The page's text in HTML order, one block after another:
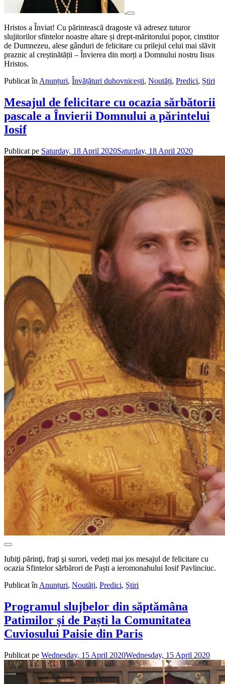
Hristos a Înviat! Cu părintească dragoste vă adresez tuturor
slujitorilor sfintelor noastre altare și drept-măritorului popor, cinstitor
de Dumnezeu, alese gânduri de felicitare cu prilejul celui mai slăvit
praznic al creștinătății – Învierea din morți a Domnului nostru Iisus
Hristos.
Publicat înAnunțuri, Învățături duhovnicești, Noutăți, Predici, Știri
Mesajul de felicitare cu ocazia sărbătorii
pascale a Învierii Domnului a părintelui
Iosif
Publicat pe Saturday, 18 April 2020Saturday, 18 April 2020
Iubiţi părinţi, fraţi şi surori, vedeți mai jos mesajul de felicitare cu
ocazia Sfintelor sărbărori de Paști a ieromonahului Iosif Pavlinciuc.
Publicat în Anunțuri, Noutăți, Predici, Știri
Programul slujbelor din săptămâna
Patimilor și de Paști la Comunitatea
Cuviosului Paisie din Paris
Publicat pe Wednesday, 15 April 2020Wednesday, 15 April 2020